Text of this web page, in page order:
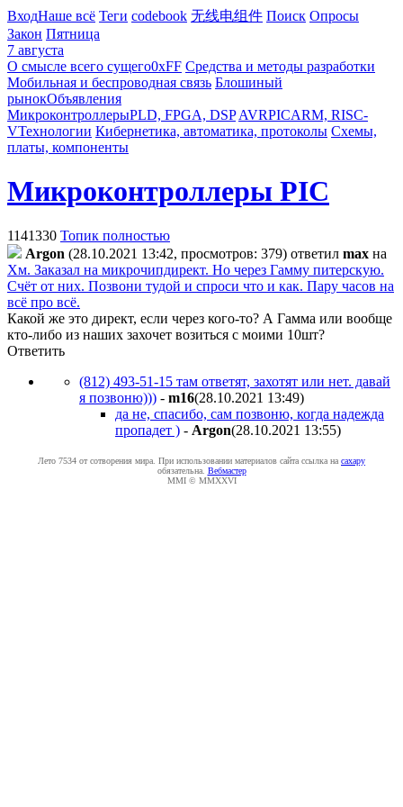
ВходНаше всё Теги codebook 无线电组件 Поиск Опросы
Закон Пятница
7 августа
О смысле всего сущего0xFF Средства и методы разработки
Мобильная и беспроводная связь Блошиный
рынокОбъявления
МикроконтроллерыPLD, FPGA, DSP AVRPICARM, RISC-
VТехнологии Кибернетика, автоматика, протоколы Схемы,
платы, компоненты
Микроконтроллеры PIC
1141330 Топик полностью
Argon (28.10.2021 13:42, просмотров: 379) ответил max на
Хм. Заказал на микрочипдирект. Но через Гамму питерскую.
Счёт от них. Позвони тудой и спроси что и как. Пару часов на
всё про всё.
Какой же это директ, если через кого-то? А Гамма или вообще
кто-либо из наших захочет возиться с моими 10шт?
Ответить
(812) 493-51-15 там ответят, захотят или нет. давай
я позвоню))) - m16(28.10.2021 13:49)
да не, спасибо, сам позвоню, когда надежда
пропадет ) - Argon(28.10.2021 13:55)
Лето 7534 от сотворения мира. При использовании материалов сайта ссылка на caxapу
обязательна. Вебмастер
MMI © MMXXVI